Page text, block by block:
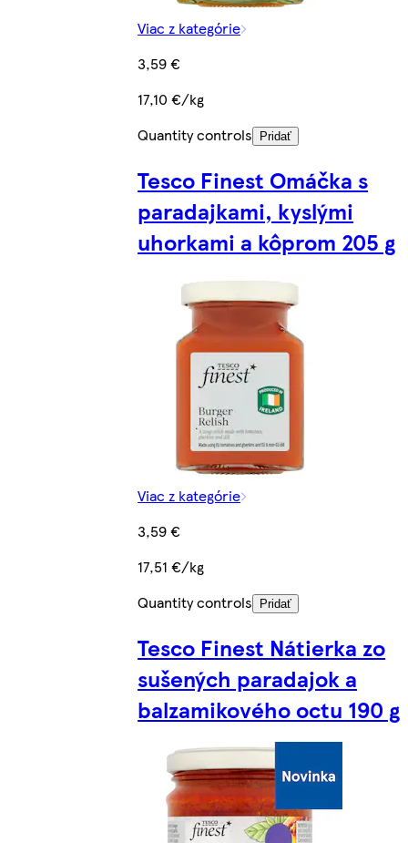
Viac z kategórie
3,59 €
17,10 €/kg
Quantity controls
Pridať
Tesco Finest Omáčka s
paradajkami, kyslými
uhorkami a kôprom 205 g
Viac z kategórie
3,59 €
17,51 €/kg
Quantity controls Pridať
Tesco Finest Nátierka zo
sušených paradajok a
balzamikového octu 190 g